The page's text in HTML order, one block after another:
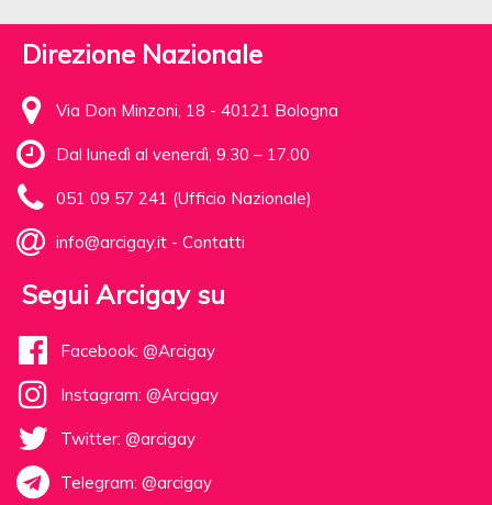
Direzione Nazionale
Via Don Minzoni, 18 - 40121 Bologna
Dal lunedì al venerdì, 9.30 – 17.00
051 09 57 241 (Ufficio Nazionale)
info@arcigay.it - Contatti
Segui Arcigay su
Facebook: @Arcigay
Instagram: @Arcigay
Twitter: @arcigay
Telegram: @arcigay